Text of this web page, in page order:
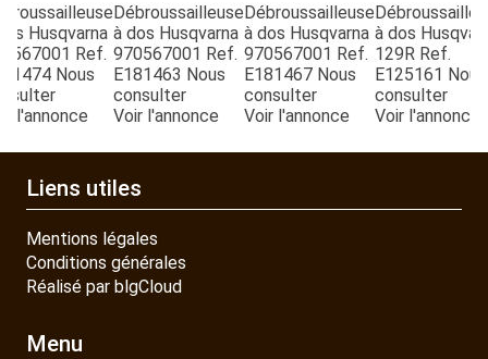
PIECES DETACHEES
CONTACT
Husqvarna
Ref.
Nous
l'annonce
Débroussailleuse
à dos Husqvarna
970567001 Ref.
E181463 Nous
consulter
Voir l'annonce
Débroussailleuse
à dos Husqvarna
970567001 Ref.
E181467 Nous
consulter
Voir l'annonce
à dos
129R Ref.
E125161 Nous
consulter
Voir l'annonce
Liens utiles
Mentions légales
Conditions générales
Réalisé par blgCloud
Menu